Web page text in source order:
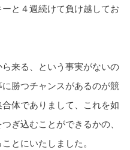
と４週続けて負け越してお
来る、という事実がないの
勝つチャンスがあるのが競
体でありまして、これを如
ぎ込むことができるかの、
とにいたしました。